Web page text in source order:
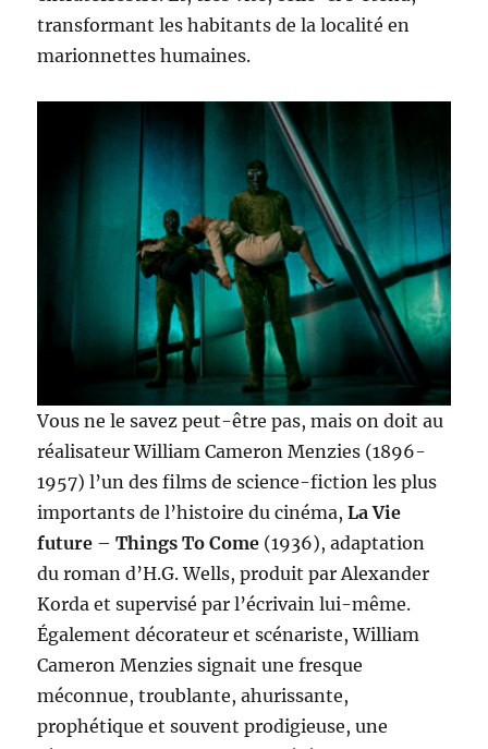
transformant les habitants de la localité en
marionnettes humaines.
Vous ne le savez peut-être pas, mais on doit au
réalisateur William Cameron Menzies (1896-
1957) l’un des films de science-fiction les plus
importants de l’histoire du cinéma,La Vie
future – Things To Come (1936), adaptation
du roman d’H.G. Wells, produit par Alexander
Korda et supervisé par l’écrivain lui-même.
Également décorateur et scénariste, William
Cameron Menzies signait une fresque
méconnue, troublante, ahurissante,
prophétique et souvent prodigieuse, une